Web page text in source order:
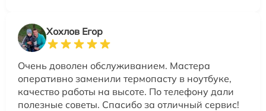
Хохлов Егор
Очень доволен обслуживанием. Мастера
оперативно заменили термопасту в ноутбуке,
качество работы на высоте. По телефону дали
полезные советы. Спасибо за отличный сервис!